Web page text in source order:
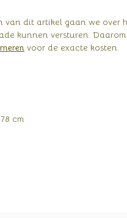
van dit artikel gaan we over
kunnen versturen.
voor de exacte kosten.
cm